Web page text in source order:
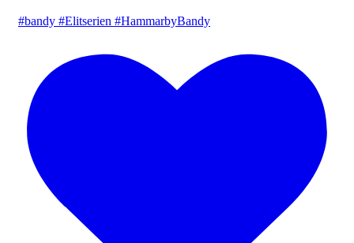
#bandy #Elitserien #HammarbyBandy